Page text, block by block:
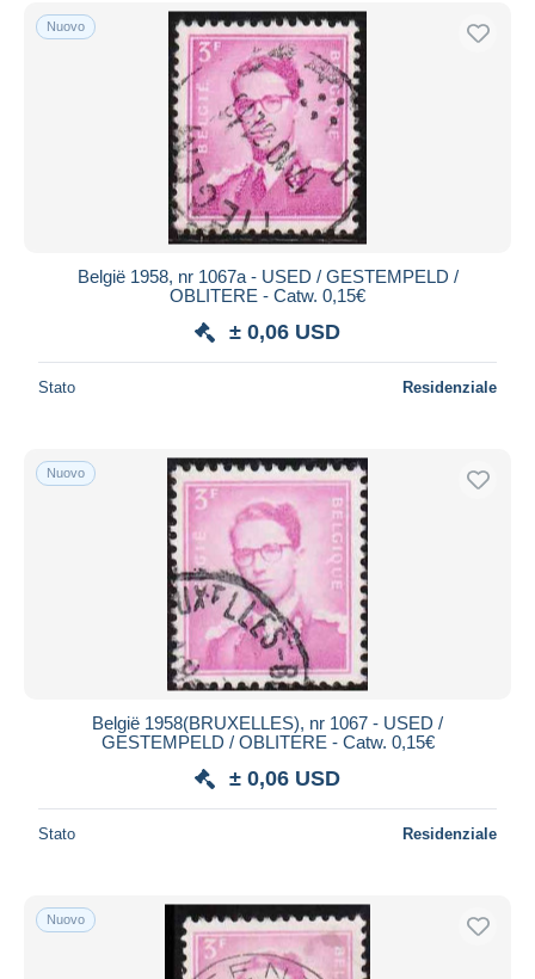
Nuovo
België 1958, nr 1067a - USED / GESTEMPELD /
OBLITERE - Catw. 0,15€
± 0,06 USD
Stato Residenziale
Nuovo
België 1958(BRUXELLES), nr 1067 - USED /
GESTEMPELD / OBLITERE - Catw. 0,15€
± 0,06 USD
Stato Residenziale
Nuovo